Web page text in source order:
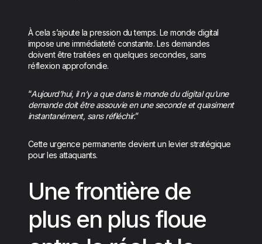
À cela s’ajoute la pression du temps. Le monde digital
impose une immédiateté constante. Les demandes
doivent être traitées en quelques secondes, sans
réflexion approfondie.
“Aujourd’hui, il n’y a que dans le monde du digital qu’une
demande doit être assouvie en une seconde et quasiment
instantanément, sans réfléchir.”
Cette urgence permanente devient un levier stratégique
pour les attaquants.
Une frontière de
plus en plus floue